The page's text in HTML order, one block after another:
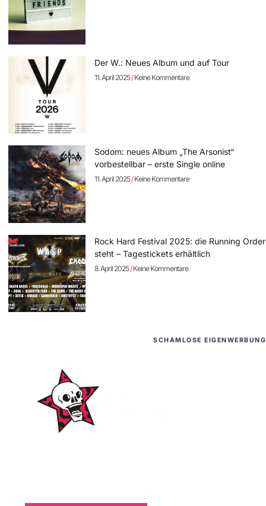
Der W.: Neues Album und auf Tour
11. April 2025 Keine Kommentare
Sodom: neues Album „The Arsonist“
vorbestellbar – erste Single online
11. April 2025 Keine Kommentare
Rock Hard Festival 2025: die Running Order
steht – Tagestickets erhältlich
8. April 2025 Keine Kommentare
SCHAMLOSE EIGENWERBUNG